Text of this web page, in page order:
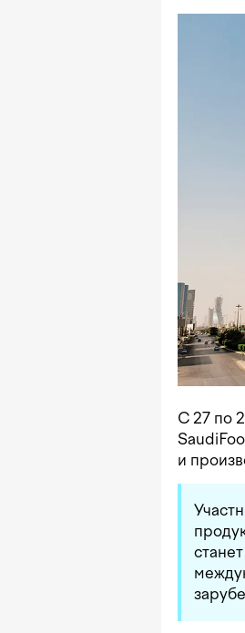
С 27 по
и